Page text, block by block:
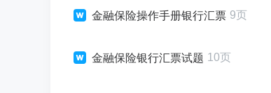
金融保险操作手册银行汇票 9页
金融保险银行汇票试题 10页